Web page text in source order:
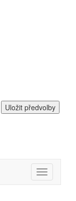
Uložit předvolby
Menu